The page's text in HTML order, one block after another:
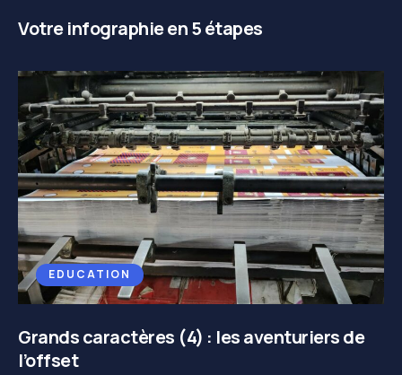
Votre infographie en 5 étapes
EDUCATION
Grands caractères (4) : les aventuriers de
l’offset